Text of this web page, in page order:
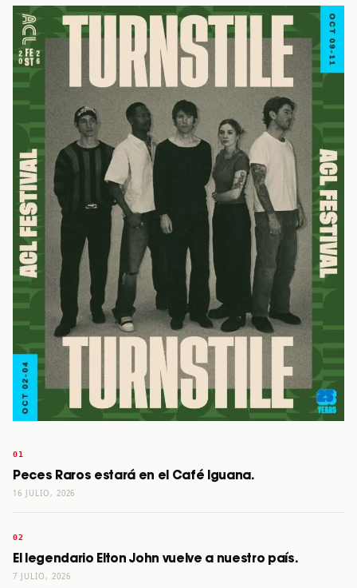
Peces Raros estará en el Café Iguana.
16 JULIO, 2026
El legendario Elton John vuelve a nuestro país.
7 JULIO, 2026